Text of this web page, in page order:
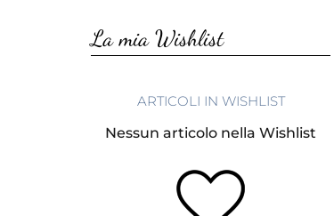
La mia Wishlist
ARTICOLI IN WISHLIST
Nessun articolo nella Wishlist